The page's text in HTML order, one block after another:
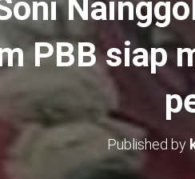
PBB siap
Published by